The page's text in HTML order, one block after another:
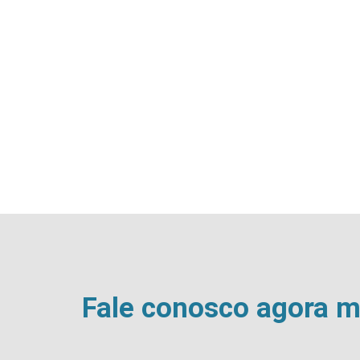
Fale conosco agora